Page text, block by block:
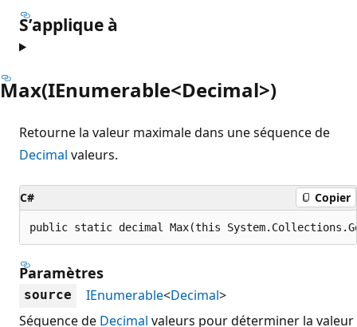
S’applique à
Max(IEnumerable<Decimal>)
Retourne la valeur maximale dans une séquence de
Decimal valeurs.
C# Copier
public static decimal Max(this
Paramètres
source IEnumerable<Decimal>
Séquence de Decimal valeurs pour déterminer la valeur